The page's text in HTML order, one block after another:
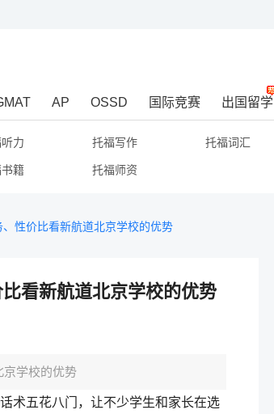
AP OSSD 国际竞赛 出国留学
力 托福写作 托福词汇
籍 托福师资
性价比看新航道北京学校的优势
看新航道北京学校的优势
京学校的优势
术五花八门，让不少学生和家长在选